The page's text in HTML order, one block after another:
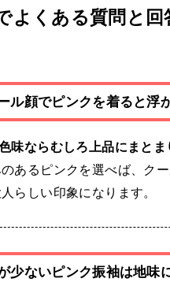
よくある質問と回
ル顔でピンクを着ると浮
味ならむしろ上品にまとま
あるピンクを選べば、ク
らしい印象になります。
少ないピンク振袖は地味